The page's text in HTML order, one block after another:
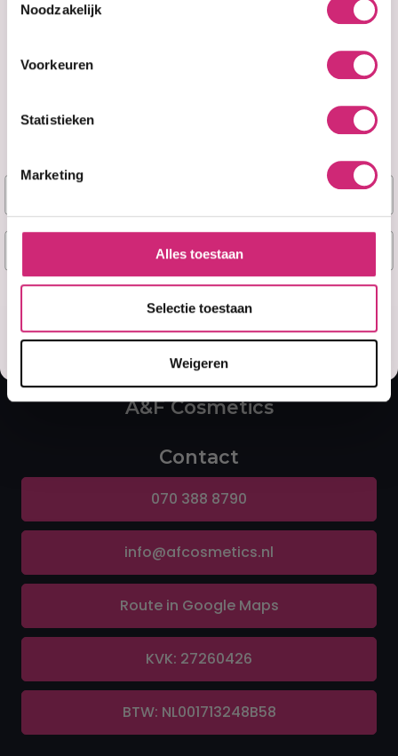
Noodzakelijk
Voorkeuren
Statistieken
Marketing
Alles toestaan
Selectie toestaan
Weigeren
(1000ml)
Purple Shampoo
A&F Cosmetics
Contact
070 388 8790
info@afcosmetics.nl
Route in Google Maps
KVK: 27260426
BTW: NL001713248B58
Naam
E-mail
Ja, stuur mij mijn 5% korting!
Misschien later